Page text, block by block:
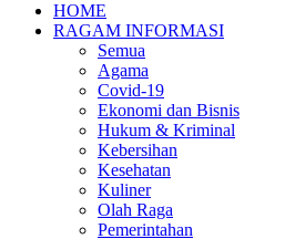
HOME
RAGAM INFORMASI
Semua
Agama
Covid-19
Ekonomi dan Bisnis
Hukum & Kriminal
Kebersihan
Kesehatan
Kuliner
Olah Raga
Pemerintahan